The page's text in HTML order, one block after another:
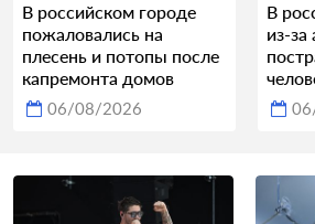
В российском городе
пожаловались на
плесень и потопы после
капремонта домов
06/08/2026
В
из-